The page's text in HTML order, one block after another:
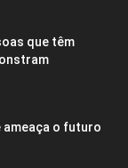
que têm
ameaça o futuro